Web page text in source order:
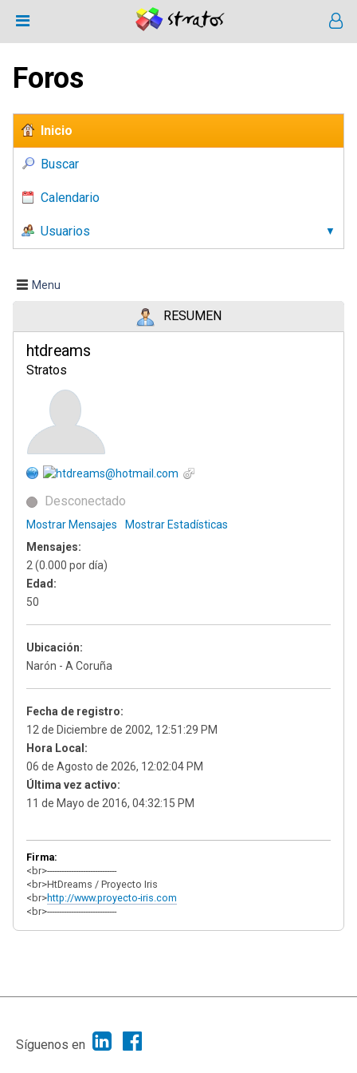
Foros
Inicio
Buscar
Calendario
Usuarios
Menu
RESUMEN
htdreams
Stratos
Desconectado
Mostrar Mensajes
Mostrar Estadísticas
Mensajes:
2 (0.000 por día)
Edad:
50
Ubicación:
Narón - A Coruña
Fecha de registro:
12 de Diciembre de 2002, 12:51:29 PM
Hora Local:
06 de Agosto de 2026, 12:02:04 PM
Última vez activo:
11 de Mayo de 2016, 04:32:15 PM
Firma:
<br>-----------------------------
<br>HtDreams / Proyecto Iris
<br>http://www.proyecto-iris.com
<br>-----------------------------
|
Síguenos en